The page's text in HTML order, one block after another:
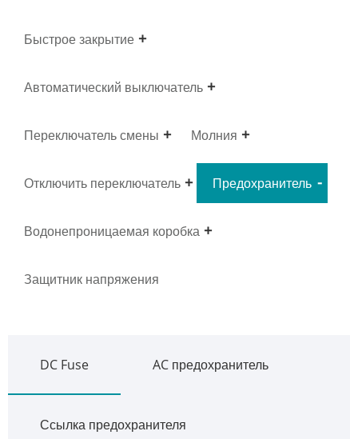
Быстрое закрытие
Автоматический выключатель
Переключатель смены Молния
Отключить переключатель Предохранитель
Водонепроницаемая коробка
Защитник напряжения
DC Fuse AC предохранитель
Ссылка предохранителя